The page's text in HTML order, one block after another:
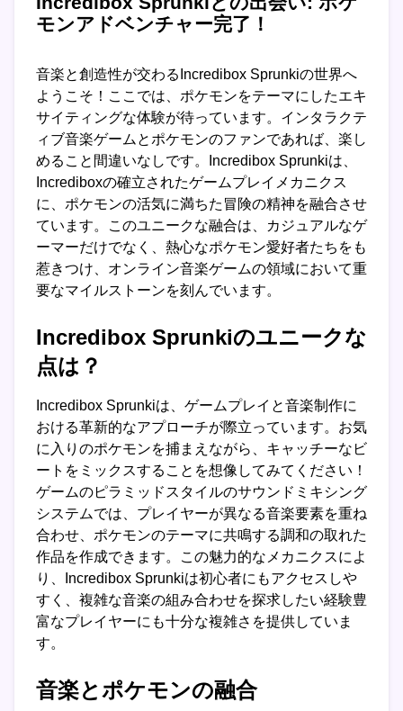
モンアドベンチャー完了！
音楽と創造性が交わるIncredibox Sprunkiの世界へ
ようこそ！ここでは、ポケモンをテーマにしたエキ
サイティングな体験が待っています。インタラクテ
ィブ音楽ゲームとポケモンのファンであれば、楽し
めること間違いなしです。Incredibox Sprunkiは、
Incrediboxの確立されたゲームプレイメカニクス
に、ポケモンの活気に満ちた冒険の精神を融合させ
ています。このユニークな融合は、カジュアルなゲ
ーマーだけでなく、熱心なポケモン愛好者たちをも
惹きつけ、オンライン音楽ゲームの領域において重
要なマイルストーンを刻んでいます。
Incredibox Sprunkiのユニークな
点は？
Incredibox Sprunkiは、ゲームプレイと音楽制作に
おける革新的なアプローチが際立っています。お気
に入りのポケモンを捕まえながら、キャッチーなビ
ートをミックスすることを想像してみてください！
ゲームのピラミッドスタイルのサウンドミキシング
システムでは、プレイヤーが異なる音楽要素を重ね
合わせ、ポケモンのテーマに共鳴する調和の取れた
作品を作成できます。この魅力的なメカニクスによ
り、Incredibox Sprunkiは初心者にもアクセスしや
すく、複雑な音楽の組み合わせを探求したい経験豊
富なプレイヤーにも十分な複雑さを提供していま
す。
音楽とポケモンの融合